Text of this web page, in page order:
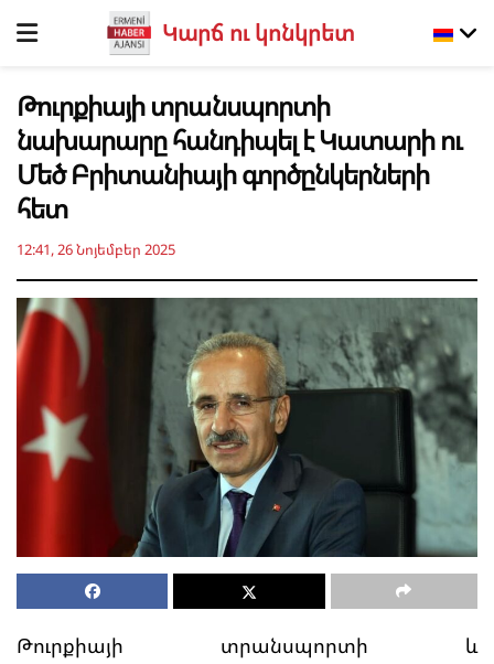
Կարճ ու կոնկրետ
Թուրքիայի տրանսպորտի
նախարարը հանդիպել է Կատարի ու
Մեծ Բրիտանիայի գործընկերների
հետ
12:41, 26 Նոյեմբեր 2025
Թուրքիայի տրանսպորտի և